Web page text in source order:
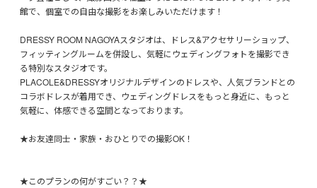
館で、個室での自由な撮影をお楽しみいただけます！
DRESSY ROOM NAGOYAスタジオは、ドレス&アクセサリーショップ、
フィッティングルームを併設し、気軽にウェディングフォトを撮影でき
る特別なスタジオです。
PLACOLE&DRESSYオリジナルデザインのドレスや、人気ブランドとの
コラボドレスが着用でき、ウェディングドレスをもっと身近に、もっと
気軽に、体感できる空間となっております。
★お友達同士・家族・おひとりでの撮影OK！
★このプランの何がすごい？？★